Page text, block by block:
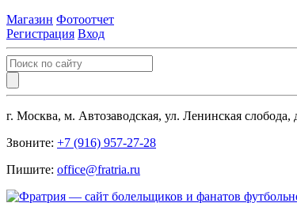
Магазин Фотоотчет
Регистрация Вход
г. Москва, м. Автозаводская, ул. Ленинская
Звоните: +7 (916) 957-27-28
Пишите: office@fratria.ru